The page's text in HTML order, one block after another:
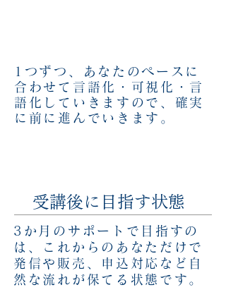
1つずつ、あなたのペースに
合わせて言語化・可視化・言
語化していきますので、確実
に前に進んでいきます。
受講後に目指す状態
3か月のサポートで目指すの
は、これからのあなただけで
発信や販売、申込対応など自
然な流れが保てる状態です。